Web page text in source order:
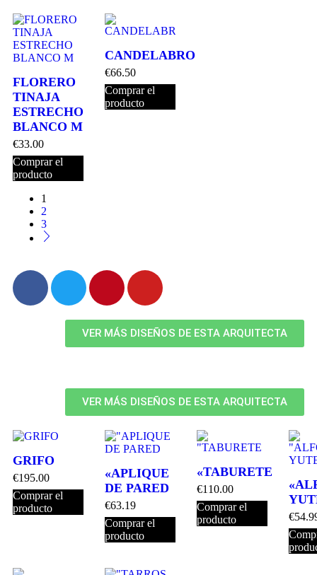
FLORERO
TINAJA
ESTRECHO
BLANCO M
€33.00
Comprar el
producto
CANDELABRO
€66.50
Comprar el
producto
1
2
3
VER MÁS DISEÑOS DE ESTA ARQUITECTA
VER MÁS DISEÑOS DE ESTA ARQUITECTA
GRIFO
€195.00
Comprar el
producto
«APLIQUE
DE PARED
€63.19
Comprar el
producto
«TABURETE
€110.00
Comprar el
producto
€